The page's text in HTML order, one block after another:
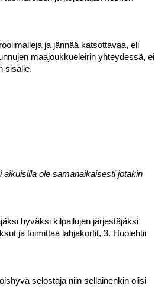
ja jännää katsottavaa, eli
maajoukkueleirin yhteydessä, ei
sisälle.
aikuisilla ole samanaikaisesti jotakin
hyväksi kilpailujen järjestäjäksi
ja toimittaa lahjakortit, 3. Huolehtii
selostaja niin sellainenkin olisi